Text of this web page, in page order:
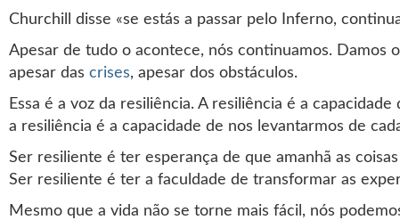
Churchill disse «se estás a passar pelo Inferno,
Apesar de tudo o acontece, nós continuamos. Damos
apesar das crises, apesar dos obstáculos.
Essa é a voz da resiliência. A resiliência é a
a resiliência é a capacidade de nos levantarmos de
Ser resiliente é ter esperança de que amanhã as
Ser resiliente é ter a faculdade de transformar as
Mesmo que a vida não se torne mais fácil, nós